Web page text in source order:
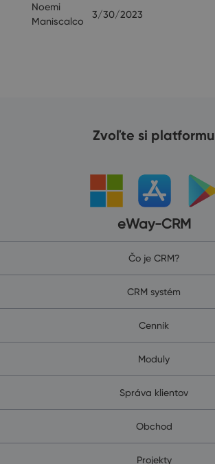
Noemi
Maniscalco
3/30/2023
Zvoľte si platformu
eWay-CRM
Čo je CRM?
CRM systém
Cenník
Moduly
Správa klientov
Obchod
Projekty